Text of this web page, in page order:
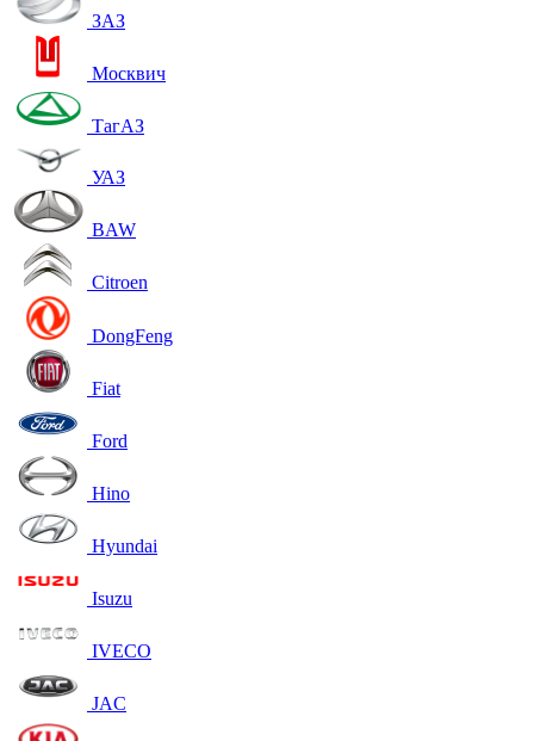
ЗАЗ
Москвич
ТагАЗ
УАЗ
BAW
Citroen
DongFeng
Fiat
Ford
Hino
Hyundai
Isuzu
IVECO
JAC